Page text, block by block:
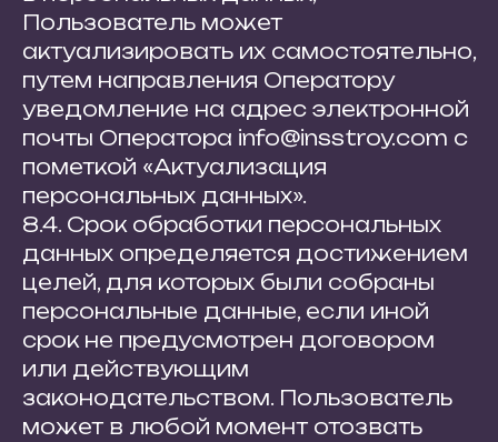
Пользователь может
актуализировать их самостоятельно,
путем направления Оператору
уведомление на адрес электронной
почты Оператора info@insstroy.com с
пометкой «Актуализация
персональных данных».
8.4. Срок обработки персональных
данных определяется достижением
целей, для которых были собраны
персональные данные, если иной
срок не предусмотрен договором
или действующим
законодательством. Пользователь
может в любой момент отозвать